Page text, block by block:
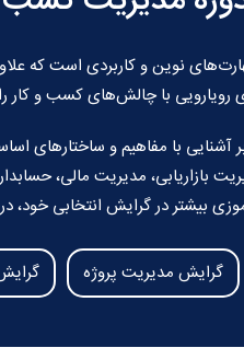
نوین و کاربردی است که علاوه
رویارویی با چالش‌های کسب و کار
آشنایی با مفاهیم و ساختارهای
بازاریابی، مدیریت مالی،
بیشتر در گرایش انتخابی
گرایش مدیریت پروژه